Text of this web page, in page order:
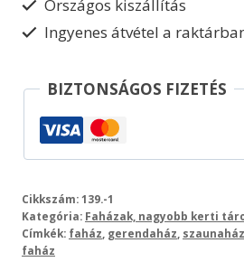
Országos kiszállítás
Ingyenes átvétel a
BIZTONSÁGOS FIZETÉS
Cikkszám:139.-1
Kategória: Faházak, nagyobb kerti
Címkék: faház gerendaház szaunaház
faház